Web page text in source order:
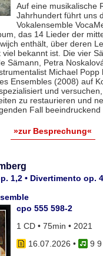
Auf eine musikalische
Jahrhundert führt uns
Vokalensemble
das 14 Lieder der
enthält, über deren
viel bekannt ist. Die vier
Sämann, Petra
Michael Popp
Ensembles (2008) auf
und
zu restaurieren und
Fall beeindruckend
»zur Besprechung«
1,2 • Divertimento op.
cpo 555 598-2
1 CD • 75min • 2021
16.07.2026 •
9 9